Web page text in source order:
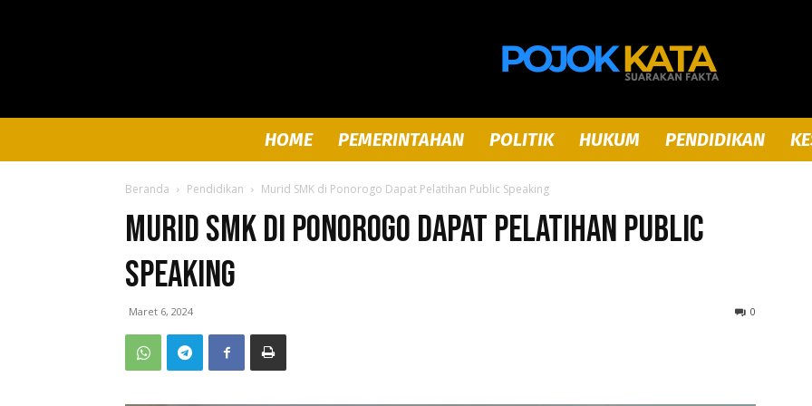
Pojok
HOME PEMERINTAHAN POLITIK HUKUM PENDIDIKAN
Beranda Pendidikan Murid SMK di Ponorogo Dapat Pelatihan Public Speaking
Murid SMK di Ponorogo Dapat Pelatihan Public
Speaking
Maret 6, 2024 0